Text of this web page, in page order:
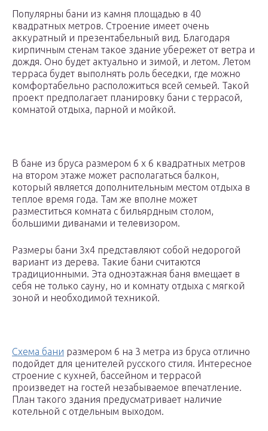
Популярны бани из камня площадью в 40
квадратных метров. Строение имеет очень
аккуратный и презентабельный вид. Благодаря
кирпичным стенам такое здание убережет от ветра и
дождя. Оно будет актуально и зимой, и летом. Летом
терраса будет выполнять роль беседки, где можно
комфортабельно расположиться всей семьей. Такой
проект предполагает планировку бани с террасой,
комнатой отдыха, парной и мойкой.
В бане из бруса размером 6 х 6 квадратных метров
на втором этаже может располагаться балкон,
который является дополнительным местом отдыха в
теплое время года. Там же вполне может
разместиться комната с бильярдным столом,
большими диванами и телевизором.
Размеры бани 3х4 представляют собой недорогой
вариант из дерева. Такие бани считаются
традиционными. Эта одноэтажная баня вмещает в
себя не только сауну, но и комнату отдыха с мягкой
зоной и необходимой техникой.
Схема бани размером 6 на 3 метра из бруса отлично
подойдет для ценителей русского стиля. Интересное
строение с кухней, бассейном и террасой
произведет на гостей незабываемое впечатление.
План такого здания предусматривает наличие
котельной с отдельным выходом.